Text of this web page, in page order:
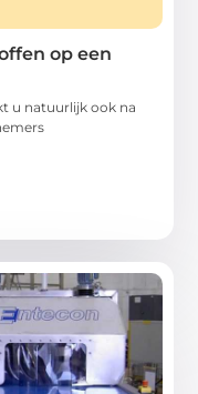
op een
u natuurlijk ook na